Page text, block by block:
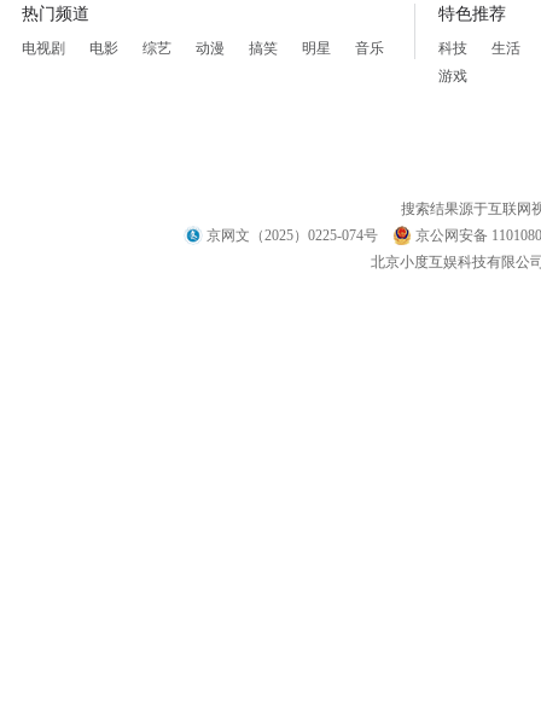
热门频道
电视剧 电影 综艺 动漫 搞笑 明星 音乐
特色推荐
科技
生活
游戏
搜索结果源于互联网
京网文（2025）0225-074号
京公网安备
北京小度互娱科技有限公